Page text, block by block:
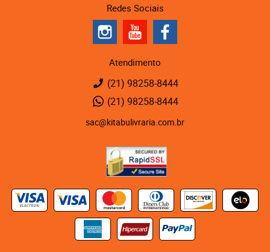
Redes Sociais
Atendimento
(21) 98258-8444
(21) 98258-8444
sac@kitabulivraria.com.br